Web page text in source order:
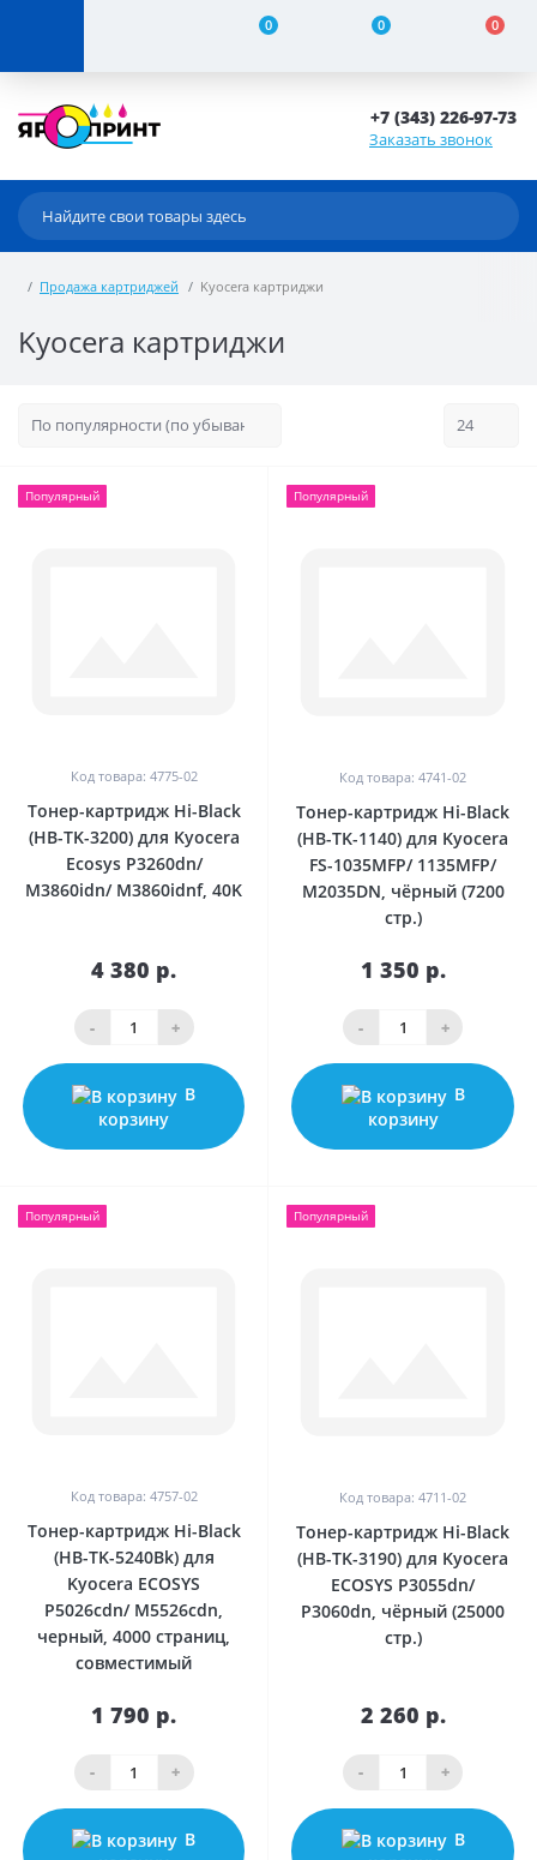
0 0 0
+7 (343) 226-97-73
Заказать звонок
Продажа картриджей Kyocera картриджи
Kyocera картриджи
Популярный
Код товара: 4775-02
Тонер-картридж Hi-Black
(HB-TK-3200) для Kyocera
Ecosys P3260dn/
M3860idn/ M3860idnf, 40K
4 380 р.
- +
В
корзину
Популярный
Код товара: 4741-02
Тонер-картридж Hi-Black
(HB-TK-1140) для Kyocera
FS-1035MFP/ 1135MFP/
M2035DN, чёрный (7200
стр.)
1 350 р.
- +
В
корзину
Популярный
Код товара: 4757-02
Тонер-картридж Hi-Black
(HB-TK-5240Bk) для
Kyocera ECOSYS
P5026cdn/ M5526cdn,
черный, 4000 страниц,
совместимый
1 790 р.
- +
В
Популярный
Код товара: 4711-02
Тонер-картридж Hi-Black
(HB-TK-3190) для Kyocera
ECOSYS P3055dn/
P3060dn, чёрный (25000
стр.)
2 260 р.
- +
В